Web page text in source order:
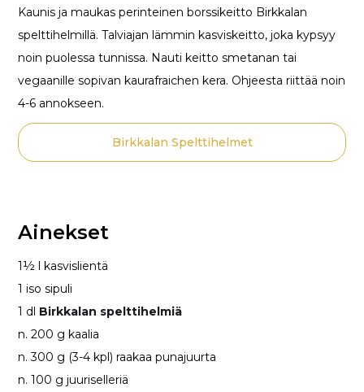
Kaunis ja maukas perinteinen borssikeitto Birkkalan
spelttihelmillä. Talviajan lämmin kasviskeitto, joka kypsyy
noin puolessa tunnissa. Nauti keitto smetanan tai
vegaanille sopivan kaurafraichen kera. Ohjeesta riittää noin
4-6 annokseen.
Birkkalan Spelttihelmet
Ainekset
1½ l kasvislientä
1 iso sipuli
1 dl Birkkalan spelttihelmiä
n. 200 g kaalia
n. 300 g (3-4 kpl) raakaa punajuurta
n. 100 g juuriselleriä